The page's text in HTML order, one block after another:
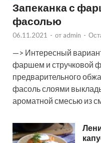
Запеканка с
фасолью
06.11.2021 - от admin -
—> Интересный
фаршем и стручковой
предварительного
фасоль слоями
ароматной смесью из